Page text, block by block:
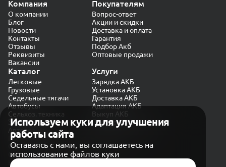
Используем куки для улучшения
работы сайта
Оставаясь с нами, вы соглашаетесь на
использование файлов куки
Компания
О компании
Блог
Новости
Контакты
Отзывы
Реквизиты
Вакансии
Покупателям
Вопрос-ответ
Акции и скидки
Доставка и оплата
Гарантия
Подбор Акб
Оптовые продажи
Каталог
Легковые
Грузовые
Седельные тягачи
Автобусы
Сельхоз. техника
Экскаваторы
Автокраны
Услуги
Зарядка АКБ
Установка АКБ
Доставка АКБ
Адаптация АКБ
Выкуп АКБ
Проверка генератора
Политика конфиденциальности
Обработка персональных данных
Согласие на обработку в «Яндекс.Метрика»
Карта сайта